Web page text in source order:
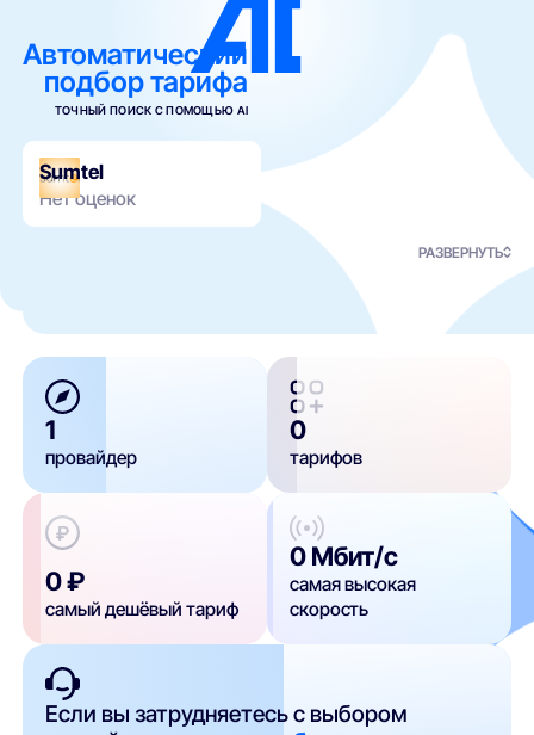
Автоматический
подбор тарифа
ТОЧНЫЙ ПОИСК С ПОМОЩЬЮ AI
Sumtel
Нет оценок
РАЗВЕРНУТЬ
1
провайдер
0
тарифов
0 ₽
самый дешёвый тариф
0 Мбит/с
самая высокая
скорость
Если вы затрудняетесь с выбором